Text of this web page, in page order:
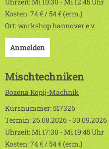
Kosten: 74 € / 54 € (erm.)
Ort:workshop hannover e.v.
Anmelden
Mischtechniken
Bozena Kopij-Machnik
Kursnummer: 517326
Termin: 26.08.2026 - 30.09.2026
Uhrzeit: Mi 17:30 - Mi 19:45 Uhr
Kosten: 74 € / 54 € (erm.)